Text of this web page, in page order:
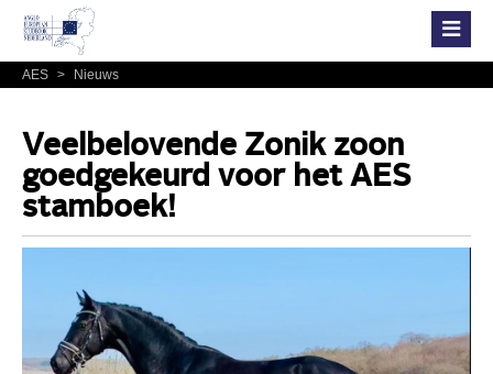
AES > Nieuws
Veelbelovende Zonik zoon
goedgekeurd voor het AES
stamboek!